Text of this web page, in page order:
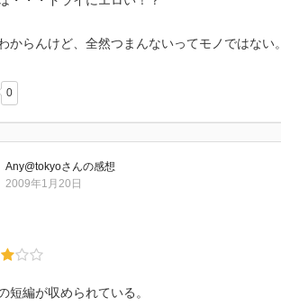
からんけど、全然つまんないってモノではない。
0
Any@tokyoさんの感想
2009年1月20日
短編が収められている。